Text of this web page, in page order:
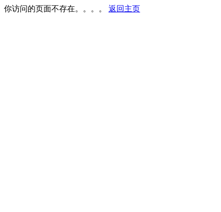
你访问的页面不存在。。。。 返回主页